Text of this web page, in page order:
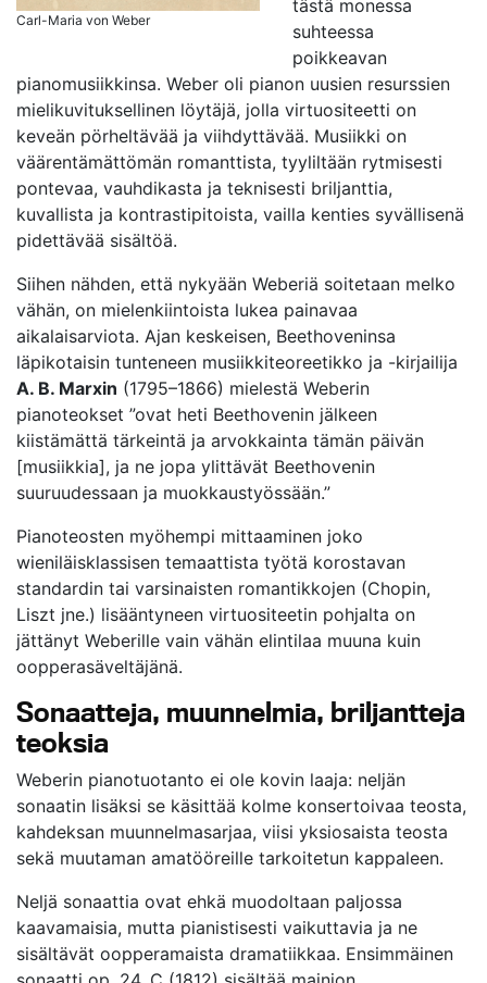
Carl-Maria von Weber
tästä monessa
suhteessa
poikkeavan
pianomusiikkinsa. Weber oli pianon uusien resurssien
mielikuvituksellinen löytäjä, jolla virtuositeetti on
keveän pörheltävää ja viihdyttävää. Musiikki on
väärentämättömän romanttista, tyyliltään rytmisesti
pontevaa, vauhdikasta ja teknisesti briljanttia,
kuvallista ja kontrastipitoista, vailla kenties syvällisenä
pidettävää sisältöä.
Siihen nähden, että nykyään Weberiä soitetaan melko
vähän, on mielenkiintoista lukea painavaa
aikalaisarviota. Ajan keskeisen, Beethoveninsa
läpikotaisin tunteneen musiikkiteoreetikko ja -kirjailija
A. B. Marxin (1795–1866) mielestä Weberin
pianoteokset ”ovat heti Beethovenin jälkeen
kiistämättä tärkeintä ja arvokkainta tämän päivän
[musiikkia], ja ne jopa ylittävät Beethovenin
suuruudessaan ja muokkaustyössään.”
Pianoteosten myöhempi mittaaminen joko
wieniläisklassisen temaattista työtä korostavan
standardin tai varsinaisten romantikkojen (Chopin,
Liszt jne.) lisääntyneen virtuositeetin pohjalta on
jättänyt Weberille vain vähän elintilaa muuna kuin
oopperasäveltäjänä.
Sonaatteja, muunnelmia, briljantteja
teoksia
Weberin pianotuotanto ei ole kovin laaja: neljän
sonaatin lisäksi se käsittää kolme konsertoivaa teosta,
kahdeksan muunnelmasarjaa, viisi yksiosaista teosta
sekä muutaman amatööreille tarkoitetun kappaleen.
Neljä sonaattia ovat ehkä muodoltaan paljossa
kaavamaisia, mutta pianistisesti vaikuttavia ja ne
sisältävät oopperamaista dramatiikkaa. Ensimmäinen